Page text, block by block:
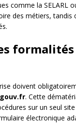
comme la SELARL
des métiers, tandis
formalités
doivent
. Cette
sur un seul
électronique